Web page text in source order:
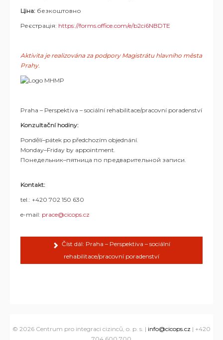
Ціна: безкоштовно
Реєстрація: https://forms.office.com/e/b2ci6NBDTE
Aktivita je realizována za podpory Magistrátu hlavního města
Prahy.
Praha – Perspektiva – sociální rehabilitace/pracovní poradenství
Konzultační hodiny:
Pondělí–pátek po předchozím objednání.
Monday–Friday by appointment.
Понедельник–пятница по предварительной записи.
Kontakt:
tel.: +420 702 150 630
e-mail: prace@cicops.cz
Číst dál: Praha – Perspektiva – sociální
rehabilitace/pracovní poradenství
© 2026 Centrum pro integraci cizinců, o. p. s. | info@cicops.cz | +420